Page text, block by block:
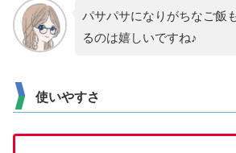
パサパサになりがちなご飯
るのは嬉しいですね♪
使いやすさ